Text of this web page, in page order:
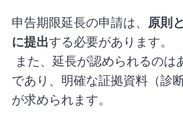
申告期限延長の申請は、 原則
に提出する必要があります。
また、延長が認められるのは
であり、明確な証拠資料（診
が求められます。